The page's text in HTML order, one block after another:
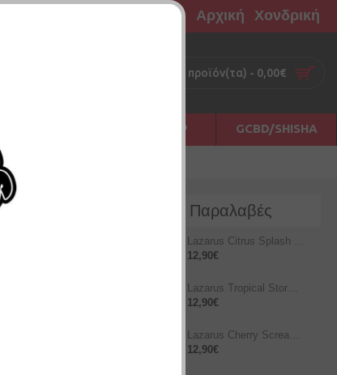
Αρχική Χονδρική
0 προϊόν(τα) - 0,00€
ΗΛΕΣ ΑΞΕΣΟΥΑΡ GCBD/SHISHA
Νέες Παραλαβές
Lazarus Citrus Splash 10ml/60ml
12,90€
Lazarus Tropical Storm 12ml/60ml
12,90€
Lazarus Cherry Scream 12ml/60ml
12,90€